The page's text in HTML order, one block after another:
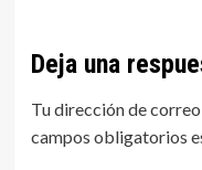
Deja una
Tu dirección de
campos obligatorios